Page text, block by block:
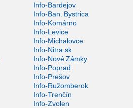
Info-Bardejov
Info-Ban. Bystrica
Info-Komárno
Info-Levice
Info-Michalovce
Info-Nitra.sk
Info-Nové Zámky
Info-Poprad
Info-Prešov
Info-Ružomberok
Info-Trenčín
Info-Zvolen